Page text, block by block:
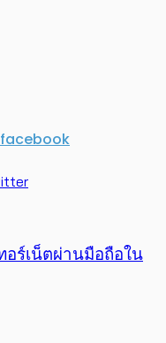
facebook
ร์เน็ตผ่านมือถือใน